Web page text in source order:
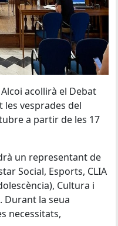
Alcoi acollirà el Debat
vesprades del
a partir de les 17
un representant de
Social, Esports, CLIA
Cultura i
Durant la seua
necessitats,